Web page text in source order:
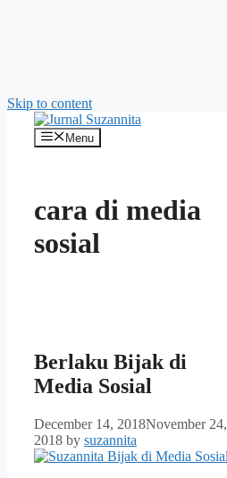
Skip to content
Menu
cara di media
sosial
Berlaku Bijak di
Media Sosial
December 14, 2018November 24,
2018 by suzannita